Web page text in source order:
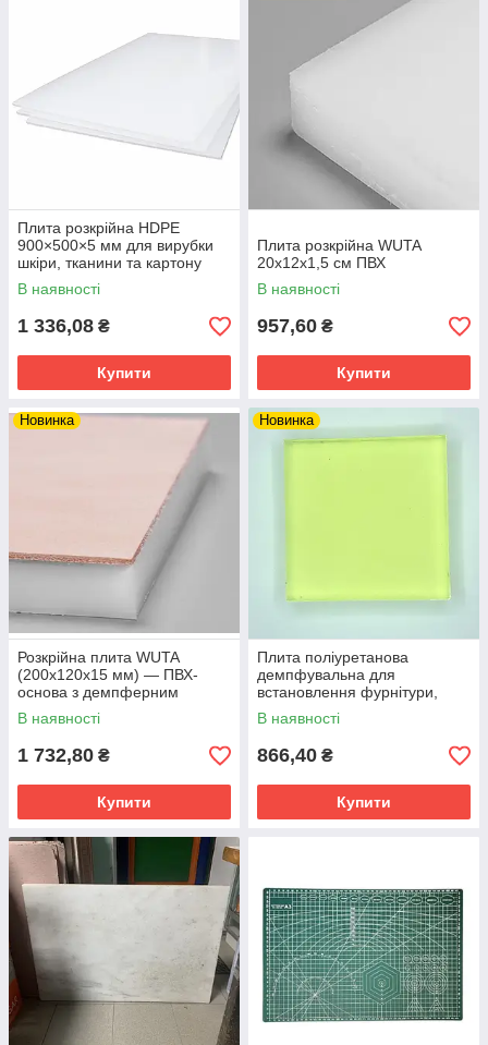
Плита розкрійна HDPE
900×500×5 мм для вирубки
шкіри, тканини та картону
В наявності
1 336,08 ₴
Купити
Плита розкрійна WUTA
20x12х1,5 см ПВХ
В наявності
957,60 ₴
Купити
Новинка
Розкрійна плита WUTA
(200x120x15 мм) — ПВХ-
основа з демпферним
шаром шкіри
В наявності
1 732,80 ₴
Купити
Новинка
Плита поліуретанова
демпфувальна для
встановлення фурнітури,
врубки та крою 10x10x2 см
В наявності
866,40 ₴
Купити